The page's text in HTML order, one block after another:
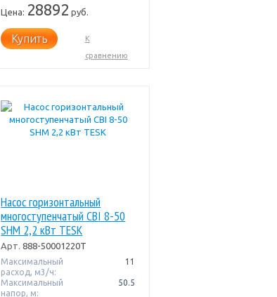
Цена: 28892 руб.
Купить
К
сравнению
Насос горизонтальный
многоступенчатый CBI 8-50
SHM 2,2 кВт TESK
Арт. 888-50001220T
Максимальный
расход, м3/ч:
11
Максимальный
напор, м:
50.5